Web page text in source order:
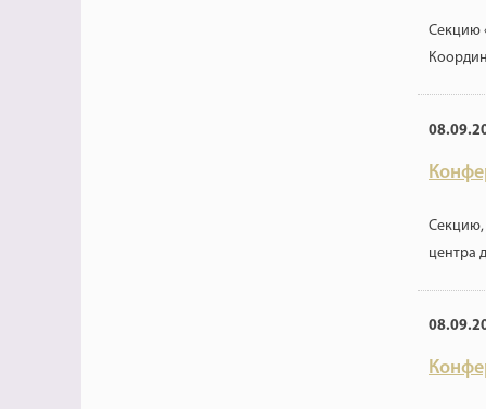
Секцию
Секцию,
центра